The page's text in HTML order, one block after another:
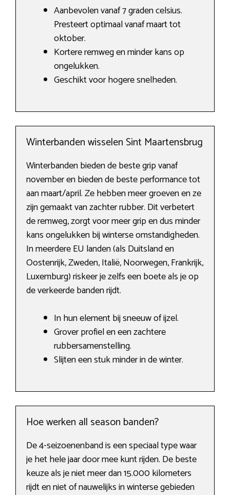
Aanbevolen vanaf 7 graden celsius.
Presteert optimaal vanaf maart tot
oktober.
Kortere remweg en minder kans op
ongelukken.
Geschikt voor hogere snelheden.
Winterbanden wisselen Sint Maartensbrug
Winterbanden bieden de beste grip vanaf
november en bieden de beste performance tot
aan maart/april. Ze hebben meer groeven en ze
zijn gemaakt van zachter rubber. Dit verbetert
de remweg, zorgt voor meer grip en dus minder
kans ongelukken bij winterse omstandigheden.
In meerdere EU landen (als Duitsland en
Oostenrijk, Zweden, Italië, Noorwegen, Frankrijk,
Luxemburg) riskeer je zelfs een boete als je op
de verkeerde banden rijdt.
In hun element bij sneeuw of ijzel.
Grover profiel en een zachtere
rubbersamenstelling.
Slijten een stuk minder in de winter.
Hoe werken all season banden?
De 4-seizoenenband is een speciaal type waar
je het hele jaar door mee kunt rijden. De beste
keuze als je niet meer dan 15.000 kilometers
rijdt en niet of nauwelijks in winterse gebieden